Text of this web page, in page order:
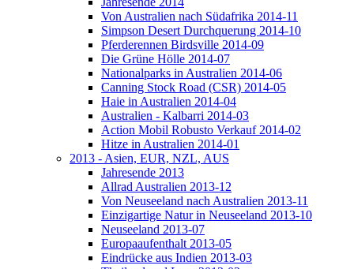
Von Australien nach Südafrika 2014-11
Simpson Desert Durchquerung 2014-10
Pferderennen Birdsville 2014-09
Die Grüne Hölle 2014-07
Nationalparks in Australien 2014-06
Canning Stock Road (CSR) 2014-05
Haie in Australien 2014-04
Australien - Kalbarri 2014-03
Action Mobil Robusto Verkauf 2014-02
Hitze in Australien 2014-01
2013 - Asien, EUR, NZL, AUS
Jahresende 2013
Allrad Australien 2013-12
Von Neuseeland nach Australien 2013-11
Einzigartige Natur in Neuseeland 2013-10
Neuseeland 2013-07
Europaaufenthalt 2013-05
Eindrücke aus Indien 2013-03